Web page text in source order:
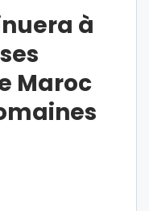
à
Maroc